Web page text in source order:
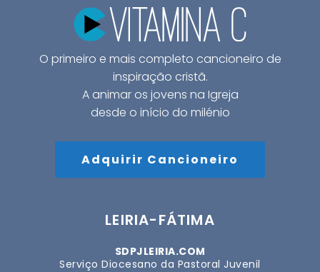
O primeiro e mais completo cancioneiro de
inspiração cristã.
A animar os jovens na Igreja
desde o início do milénio
Adquirir Cancioneiro
LEIRIA-FÁTIMA
SDPJLEIRIA.COM
Serviço Diocesano da Pastoral Juvenil